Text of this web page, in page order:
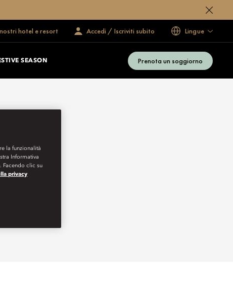
hotel e resort Accedi / Iscriviti subito Lingue
SEASON Prenota un soggiorno
la funzionalità
Informativa
Facendo clic su
privacy